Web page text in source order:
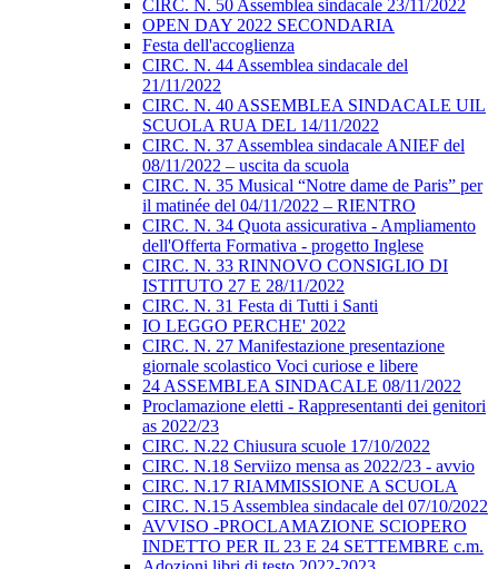
CIRC. N. 50 Assemblea sindacale 23/11/2022
OPEN DAY 2022 SECONDARIA
Festa dell'accoglienza
CIRC. N. 44 Assemblea sindacale del
21/11/2022
CIRC. N. 40 ASSEMBLEA SINDACALE UIL
SCUOLA RUA DEL 14/11/2022
CIRC. N. 37 Assemblea sindacale ANIEF del
08/11/2022 – uscita da scuola
CIRC. N. 35 Musical “Notre dame de Paris” per
il matinée del 04/11/2022 – RIENTRO
CIRC. N. 34 Quota assicurativa - Ampliamento
dell'Offerta Formativa - progetto Inglese
CIRC. N. 33 RINNOVO CONSIGLIO DI
ISTITUTO 27 E 28/11/2022
CIRC. N. 31 Festa di Tutti i Santi
IO LEGGO PERCHE' 2022
CIRC. N. 27 Manifestazione presentazione
giornale scolastico Voci curiose e libere
24 ASSEMBLEA SINDACALE 08/11/2022
Proclamazione eletti - Rappresentanti dei genitori
as 2022/23
CIRC. N.22 Chiusura scuole 17/10/2022
CIRC. N.18 Serviizo mensa as 2022/23 - avvio
CIRC. N.17 RIAMMISSIONE A SCUOLA
CIRC. N.15 Assemblea sindacale del 07/10/2022
AVVISO -PROCLAMAZIONE SCIOPERO
INDETTO PER IL 23 E 24 SETTEMBRE c.m.